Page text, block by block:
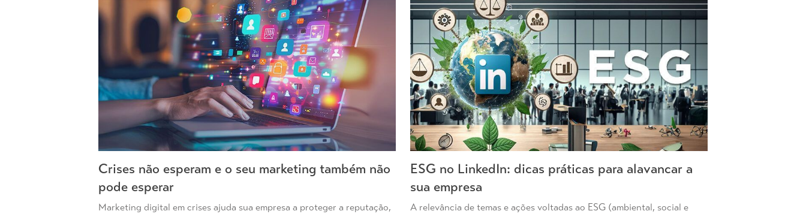
Crises não esperam e o seu marketing também não
pode esperar
Marketing digital em crises ajuda sua empresa a proteger a reputação,
ESG no LinkedIn: dicas práticas para alavancar a
sua empresa
A relevância de temas e ações voltadas ao ESG (ambiental, social e